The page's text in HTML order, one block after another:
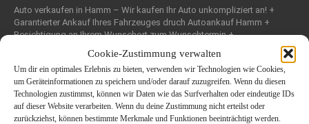
Cookie-Zustimmung verwalten
Um dir ein optimales Erlebnis zu bieten, verwenden wir Technologien wie Cookies,
um Geräteinformationen zu speichern und/oder darauf zuzugreifen. Wenn du diesen
Technologien zustimmst, können wir Daten wie das Surfverhalten oder eindeutige IDs
auf dieser Website verarbeiten. Wenn du deine Zustimmung nicht erteilst oder
zurückziehst, können bestimmte Merkmale und Funktionen beeinträchtigt werden.
Auto verkaufen in Hamm – Wir kaufen Ihr Auto unkompliziert an! +
Garantierter Ankauf Ihres Fahrzeuges druch Autoankauf Hamm +
Besichtigung an Ihrem Wunschort zum Wunschtermin +...